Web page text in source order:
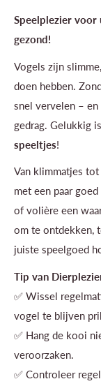
Speelplezier voor
gezond!
Vogels zijn
doen hebben.
snel vervelen –
gedrag. Gelukkig
speeltjes!
Van klimmatjes
met een paar
of volière een
om te ontdekken,
juiste speelgoed
Tip van
✅ Wissel
vogel te blijven
✅ Hang de kooi
veroorzaken.
✅ Controleer